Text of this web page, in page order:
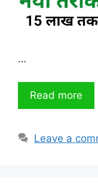
…
Read more
Leave a